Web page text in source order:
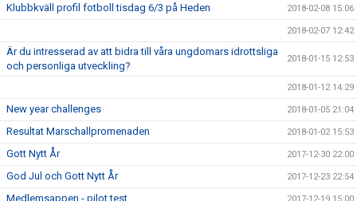
Klubbkväll profil fotboll tisdag 6/3 på Heden 2018-02-08 15:06
2018-02-07 12:42
Är du intresserad av att bidra till våra ungdomars idrottsliga
och personliga utveckling?
2018-01-15 12:53
2018-01-12 14:29
New year challenges 2018-01-05 21:04
Resultat Marschallpromenaden 2018-01-02 15:53
Gott Nytt År 2017-12-30 22:00
God Jul och Gott Nytt År 2017-12-23 22:54
Medlemsappen - pilot test